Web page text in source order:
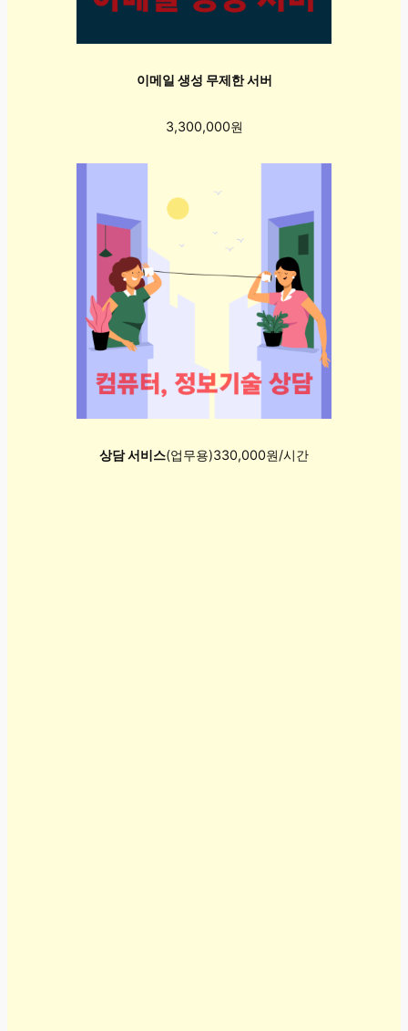
이메일 생성 무제한 서버
3,300,000원
상담 서비스(업무용)330,000원/시간